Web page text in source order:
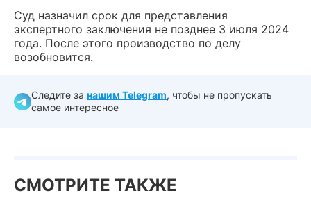
Суд назначил срок для представления
экспертного заключения не позднее 3 июля 2024
года. После этого производство по делу
возобновится.
Следите за нашим Telegram, чтобы не пропускать
самое интересное
СМОТРИТЕ ТАКЖЕ